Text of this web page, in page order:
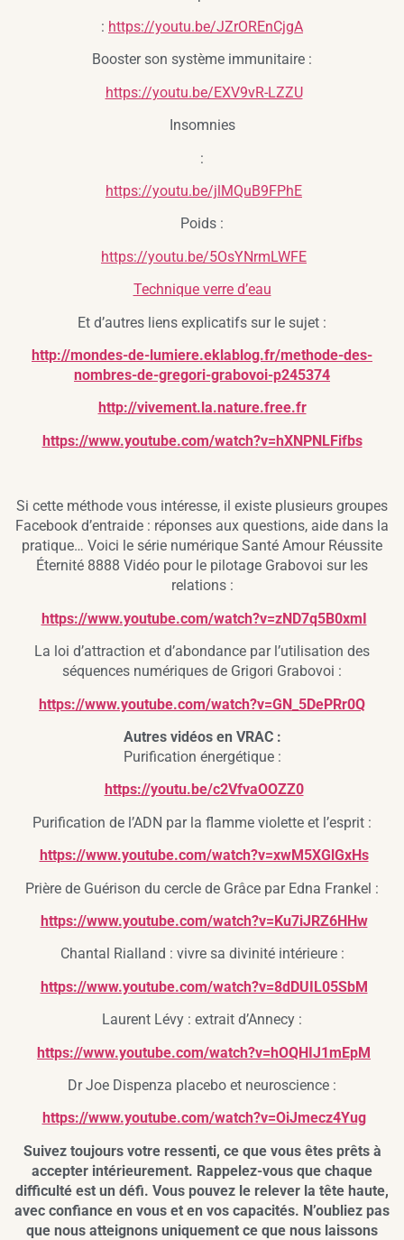
: https://youtu.be/JZrOREnCjgA
Booster son système immunitaire :
https://youtu.be/EXV9vR-LZZU
Insomnies
:
https://youtu.be/jlMQuB9FPhE
Poids :
https://youtu.be/5OsYNrmLWFE
Technique verre d’eau
Et d’autres liens explicatifs sur le sujet :
http://mondes-de-lumiere.eklablog.fr/methode-des-
nombres-de-gregori-grabovoi-p245374
http://vivement.la.nature.free.fr
https://www.youtube.com/watch?v=hXNPNLFifbs
Si cette méthode vous intéresse, il existe plusieurs groupes
Facebook d’entraide : réponses aux questions, aide dans la
pratique… Voici le série numérique Santé Amour Réussite
Éternité 8888 Vidéo pour le pilotage Grabovoi sur les
relations :
https://www.youtube.com/watch?v=zND7q5B0xmI
La loi d’attraction et d’abondance par l’utilisation des
séquences numériques de Grigori Grabovoi :
https://www.youtube.com/watch?v=GN_5DePRr0Q
Autres vidéos en VRAC :
Purification énergétique :
https://youtu.be/c2VfvaOOZZ0
Purification de l’ADN par la flamme violette et l’esprit :
https://www.youtube.com/watch?v=xwM5XGlGxHs
Prière de Guérison du cercle de Grâce par Edna Frankel :
https://www.youtube.com/watch?v=Ku7iJRZ6HHw
Chantal Rialland : vivre sa divinité intérieure :
https://www.youtube.com/watch?v=8dDUIL05SbM
Laurent Lévy : extrait d’Annecy :
https://www.youtube.com/watch?v=hOQHIJ1mEpM
Dr Joe Dispenza placebo et neuroscience :
https://www.youtube.com/watch?v=OiJmecz4Yug
Suivez toujours votre ressenti, ce que vous êtes prêts à
accepter intérieurement. Rappelez-vous que chaque
difficulté est un défi. Vous pouvez le relever la tête haute,
avec confiance en vous et en vos capacités. N’oubliez pas
que nous atteignons uniquement ce que nous laissons